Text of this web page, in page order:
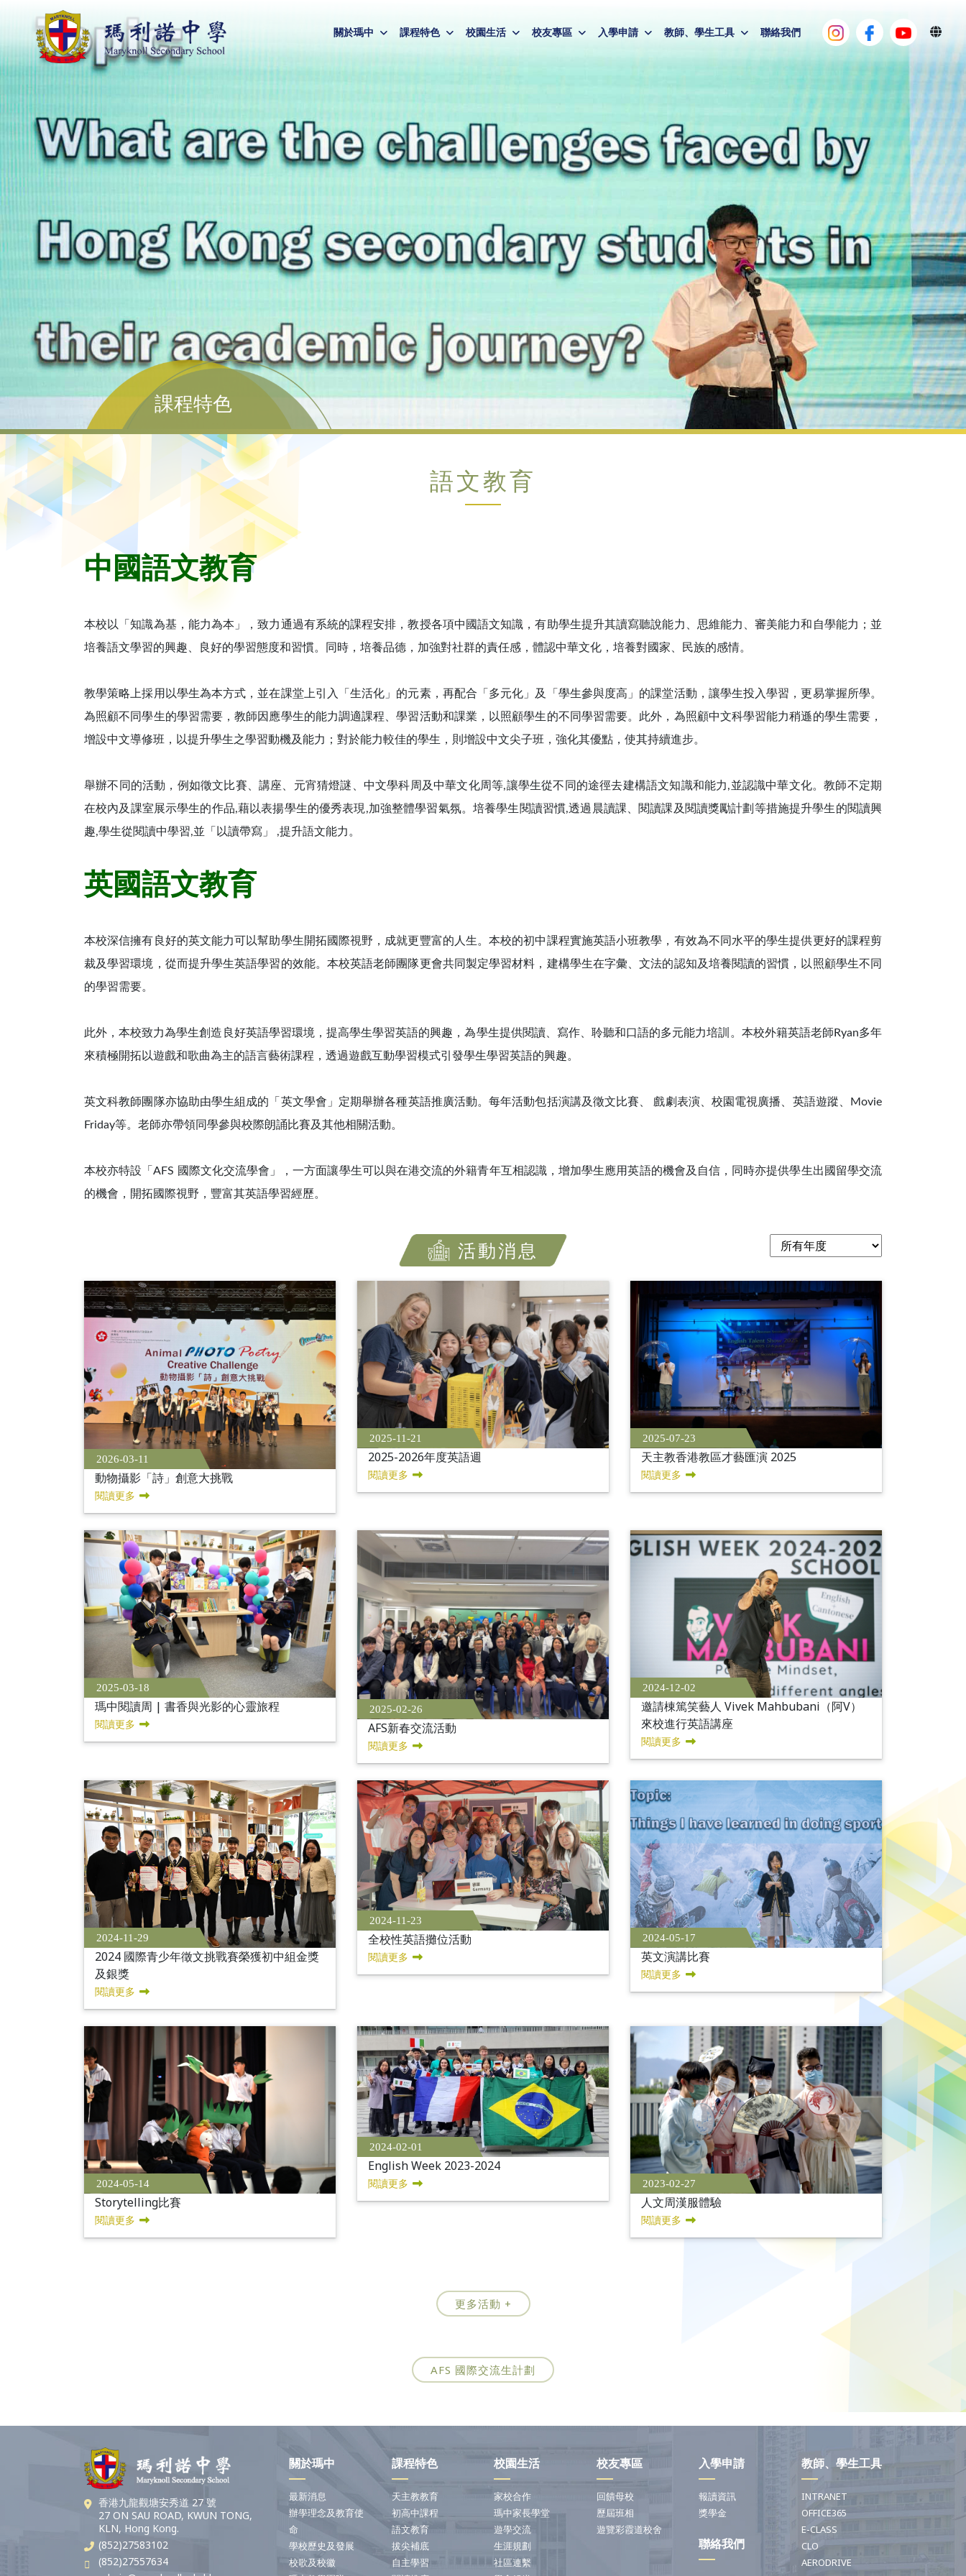
關於瑪中 課程特色 校園生活 校友專區 入學申請 教師、學生工具 聯絡我們
課程特色
語文教育
中國語文教育
本校以「知識為基，能力為本」，致力通過有系統的課程安排，教授各項中國語文知識，有助學生提升其讀寫聽說能力、思維能力、審美能力和自學能力；並
培養語文學習的興趣、良好的學習態度和習慣。同時，培養品德，加強對社群的責任感，體認中華文化，培養對國家、民族的感情。
教學策略上採用以學生為本方式，並在課堂上引入「生活化」的元素，再配合「多元化」及「學生參與度高」的課堂活動，讓學生投入學習，更易掌握所學。
為照顧不同學生的學習需要，教師因應學生的能力調適課程、學習活動和課業，以照顧學生的不同學習需要。此外，為照顧中文科學習能力稍遜的學生需要，
增設中文導修班，以提升學生之學習動機及能力；對於能力較佳的學生，則增設中文尖子班，強化其優點，使其持續進步。
舉辦不同的活動，例如徵文比賽、講座、元宵猜燈謎、中文學科周及中華文化周等,讓學生從不同的途徑去建構語文知識和能力,並認識中華文化。教師不定期
在校內及課室展示學生的作品,藉以表揚學生的優秀表現,加強整體學習氣氛。培養學生閱讀習慣,透過晨讀課、閱讀課及閱讀獎勵計劃等措施提升學生的閱讀興
趣,學生從閱讀中學習,並「以讀帶寫」 ,提升語文能力。
英國語文教育
本校深信擁有良好的英文能力可以幫助學生開拓國際視野，成就更豐富的人生。本校的初中課程實施英語小班教學，有效為不同水平的學生提供更好的課程剪
裁及學習環境，從而提升學生英語學習的效能。本校英語老師團隊更會共同製定學習材料，建構學生在字彙、文法的認知及培養閱讀的習慣，以照顧學生不同
的學習需要。
此外，本校致力為學生創造良好英語學習環境，提高學生學習英語的興趣，為學生提供閱讀、寫作、聆聽和口語的多元能力培訓。本校外籍英語老師Ryan多年
來積極開拓以遊戲和歌曲為主的語言藝術課程，透過遊戲互動學習模式引發學生學習英語的興趣。
英文科教師團隊亦協助由學生組成的「英文學會」定期舉辦各種英語推廣活動。每年活動包括演講及徵文比賽、 戲劇表演、校園電視廣播、英語遊蹤、Movie
Friday等。老師亦帶領同學參與校際朗誦比賽及其他相關活動。
本校亦特設「AFS 國際文化交流學會」，一方面讓學生可以與在港交流的外籍青年互相認識，增加學生應用英語的機會及自信，同時亦提供學生出國留學交流
的機會，開拓國際視野，豐富其英語學習經歷。
活動消息
2026-03-11
動物攝影「詩」創意大挑戰
閱讀更多
2025-11-21
2025-2026年度英語週
閱讀更多
2025-07-23
天主教香港教區才藝匯演 2025
閱讀更多
2025-03-18
瑪中閱讀周 | 書香與光影的心靈旅程
閱讀更多
2025-02-26
AFS新春交流活動
閱讀更多
2024-12-02
邀請棟篤笑藝人 Vivek Mahbubani（阿V）
來校進行英語講座
閱讀更多
2024-11-29
2024 國際青少年徵文挑戰賽榮獲初中組金獎
及銀獎
閱讀更多
2024-11-23
全校性英語攤位活動
閱讀更多
2024-05-17
英文演講比賽
閱讀更多
2024-05-14
Storytelling比賽
閱讀更多
2024-02-01
English Week 2023-2024
閱讀更多 2023-02-27
人文周漢服體驗
閱讀更多
更多活動 +
AFS 國際交流生計劃
香港九龍觀塘安秀道 27 號
27 ON SAU ROAD, KWUN TONG,
KLN, Hong Kong.
(852)27583102
(852)27557634
關於瑪中
最新消息
辦學理念及教育使
命
學校歷史及發展
校歌及校徽
課程特色
天主教教育
初高中課程
語文教育
拔尖補底
自主學習
校園生活
家校合作
瑪中家長學堂
遊學交流
生涯規劃
社區連繫
校友專區
回饋母校
歷屆班相
遊覽彩霞道校舍
入學申請
報讀資訊
獎學金
聯絡我們
教師、學生工具
INTRANET
OFFICE365
E-CLASS
CLO
AERODRIVE